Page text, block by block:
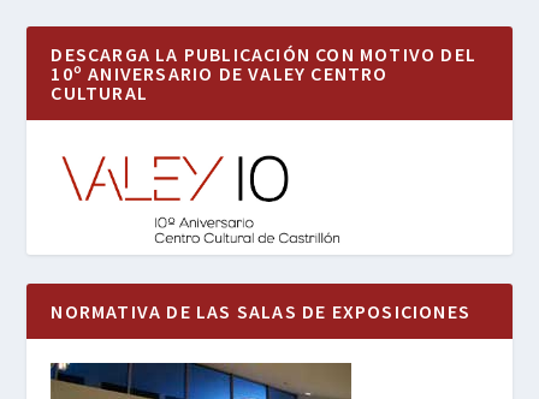
DESCARGA LA PUBLICACIÓN CON MOTIVO DEL
10º ANIVERSARIO DE VALEY CENTRO
CULTURAL
NORMATIVA DE LAS SALAS DE EXPOSICIONES